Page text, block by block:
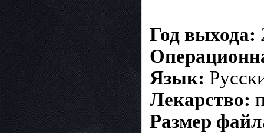
Год выхода:
Язык:
Лекарство:
Размер